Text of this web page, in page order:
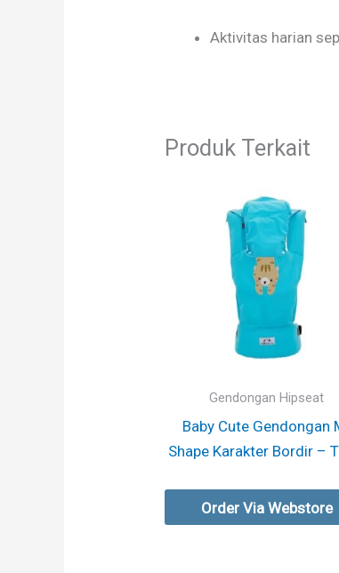
Aktivitas harian
Produk Terkait
Gendongan Hipseat
Baby Cute Gendongan
Shape Karakter Bordir –
Order Via Webstore